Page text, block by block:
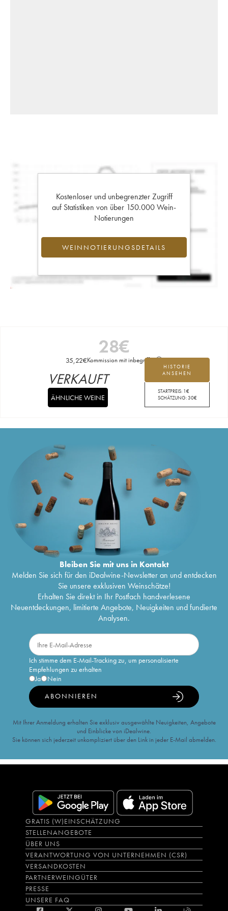
Kostenloser und unbegrenzter Zugriff
auf Statistiken von über 150.000 Wein-
Notierungen
WEINNOTIERUNGSDETAILS
28€
35,22€Kommission mit inbegriffen
HISTORIE
ANSEHEN
STARTPREIS: 1€
SCHÄTZUNG:30€
VERKAUFT
ÄHNLICHE WEINE
Bleiben Sie mit uns in Kontakt
Melden Sie sich für den iDealwine-Newsletter an und entdecken
Sie unsere exklusiven Weinschätze!
Erhalten Sie direkt in Ihr Postfach handverlesene
Neuentdeckungen, limitierte Angebote, Neuigkeiten und fundierte
Analysen.
Ich stimme dem E-Mail-Tracking zu, um personalisierte
Empfehlungen zu erhalten
Ja
Nein
ABONNIEREN
Mit Ihrer Anmeldung erhalten Sie exklusiv ausgewählte Neuigkeiten, Angebote
und Einblicke von iDealwine.
Sie können sich jederzeit unkompliziert über den Link in jeder E-Mail abmelden.
GRATIS (W)EINSCHÄTZUNG
STELLENANGEBOTE
ÜBER UNS
VERANTWORTUNG VON UNTERNEHMEN (CSR)
VERSANDKOSTEN
PARTNERWEINGÜTER
PRESSE
UNSERE FAQ